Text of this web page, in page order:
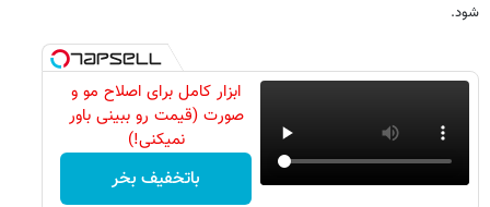
شود.
ابزار کامل برای اصلاح مو و
صورت (قیمت رو ببینی باور
نمیکنی!)
باتخفیف بخر